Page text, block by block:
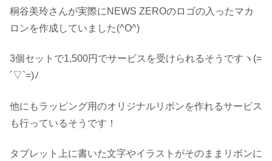
桐谷美玲さんが実際にNEWS ZEROのロゴの入ったマカ
ロンを作成していました(^O^)
3個セットで1,500円でサービスを受けられるそうですヽ(=
´▽`=)ﾉ
他にもラッピング用のオリジナルリボンを作れるサービス
も行っているそうです！
タブレット上に書いた文字やイラストがそのままリボンに